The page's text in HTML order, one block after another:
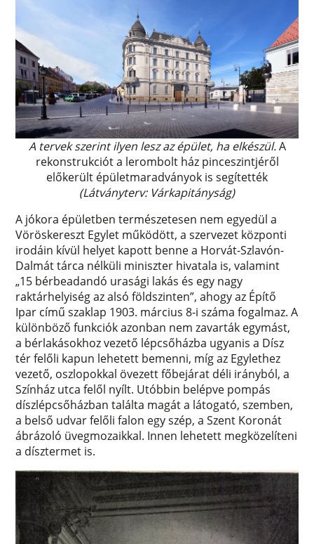
A tervek szerint ilyen lesz az épület, ha elkészül.A
rekonstrukciót a lerombolt ház pinceszintjéről
előkerült épületmaradványok is segítették
(Látványterv: Várkapitányság)
A jókora épületben természetesen nem egyedül a
Vöröskereszt Egylet működött, a szervezet központi
irodáin kívül helyet kapott benne a Horvát-Szlavón-
Dalmát tárca nélküli miniszter hivatala is, valamint
„15 bérbeadandó urasági lakás és egy nagy
raktárhelyiség az alsó földszinten”, ahogy az Építő
Ipar című szaklap 1903. március 8-i száma fogalmaz. A
különböző funkciók azonban nem zavarták egymást,
a bérlakásokhoz vezető lépcsőházba ugyanis a Dísz
tér felőli kapun lehetett bemenni, míg az Egylethez
vezető, oszlopokkal övezett főbejárat déli irányból, a
Színház utca felől nyílt. Utóbbin belépve pompás
díszlépcsőházban találta magát a látogató, szemben,
a belső udvar felőli falon egy szép, a Szent Koronát
ábrázoló üvegmozaikkal. Innen lehetett megközelíteni
a dísztermet is.